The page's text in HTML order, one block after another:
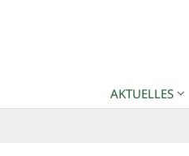
AKTUELLES